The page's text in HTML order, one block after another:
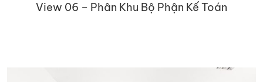
View 06 – Phân Khu Bộ Phận Kế Toán